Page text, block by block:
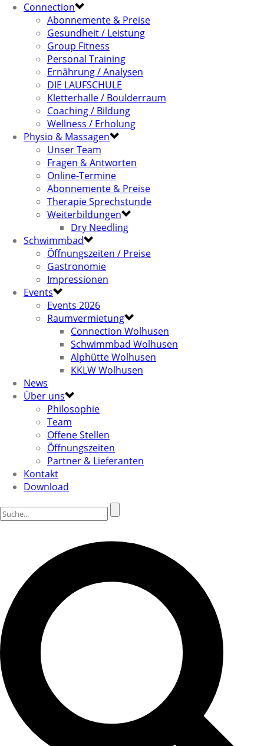
Connection
Abonnemente & Preise
Gesundheit / Leistung
Group Fitness
Personal Training
Ernährung / Analysen
DIE LAUFSCHULE
Kletterhalle / Boulderraum
Coaching / Bildung
Wellness / Erholung
Physio & Massagen
Unser Team
Fragen & Antworten
Online-Termine
Abonnemente & Preise
Therapie Sprechstunde
Weiterbildungen
Dry Needling
Schwimmbad
Öffnungszeiten / Preise
Gastronomie
Impressionen
Events
Events 2026
Raumvermietung
Connection Wolhusen
Schwimmbad Wolhusen
Alphütte Wolhusen
KKLW Wolhusen
News
Über uns
Philosophie
Team
Offene Stellen
Öffnungszeiten
Partner & Lieferanten
Kontakt
Download